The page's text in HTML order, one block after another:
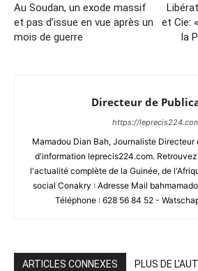
Au Soudan, un exode massif
et pas d’issue en vue après un
mois de guerre
et Cie:
la
Directeur de
https://
Mamadou Dian Bah, Journaliste
d'information leprecis224.com.
l'actualité complète de la Guinée, de
social Conakry : Adresse Mail
Téléphone : 628 56 84 52 -
ARTICLES CONNEXES PLUS DE